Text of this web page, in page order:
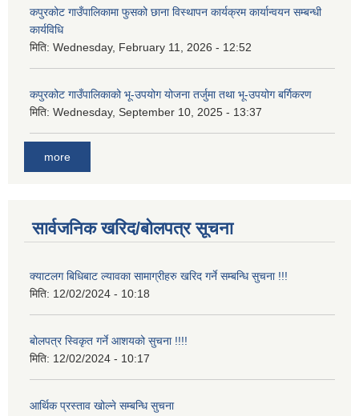
कपुरकोट गाउँपालिकामा फुसको छाना विस्थापन कार्यक्रम कार्यान्वयन सम्बन्धी
कार्यविधि
मिति: Wednesday, February 11, 2026 - 12:52
कपुरकोट गाउँपालिकाको भू-उपयोग योजना तर्जुमा तथा भू-उपयोग बर्गिकरण
मिति: Wednesday, September 10, 2025 - 13:37
more
सार्वजनिक खरिद/बोलपत्र सूचना
क्याटलग बिधिबाट ल्यावका सामाग्रीहरु खरिद गर्ने सम्बन्धि सुचना !!!
मिति: 12/02/2024 - 10:18
बोलपत्र स्विकृत गर्ने आशयको सुचना !!!!
मिति: 12/02/2024 - 10:17
आर्थिक प्रस्ताव खोल्ने सम्बन्धि सुचना